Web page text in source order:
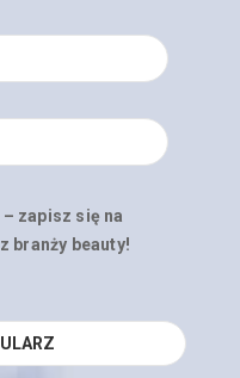
– zapisz się na
branży beauty!